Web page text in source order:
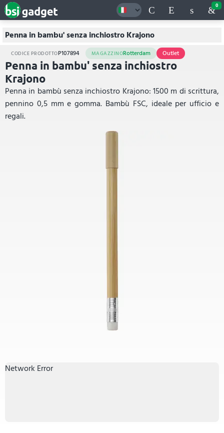
0
Penna in bambu' senza inchiostro Krajono
CODICE PRODOTTOP107894 MAGAZZINORotterdam Outlet
Penna in bambu' senza inchiostro
Krajono
Penna in bambù senza inchiostro Krajono: 1500 m di scrittura,
pennino 0,5 mm e gomma. Bambù FSC, ideale per ufficio e
regali.
Network Error